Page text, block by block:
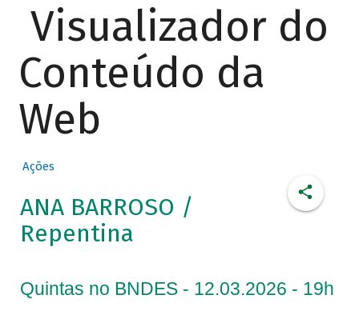
Visualizador do
Conteúdo da
Web
Ações
ANA BARROSO /
Repentina
Quintas no BNDES - 12.03.2026 - 19h